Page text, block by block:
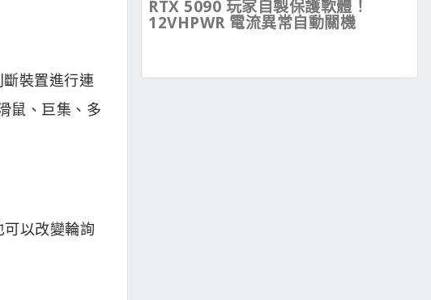
裝置進行連
鼠、巨集、多
以改變輪詢
RTX 5090 玩家自製保護軟體！
12VHPWR 電流異常自動關機